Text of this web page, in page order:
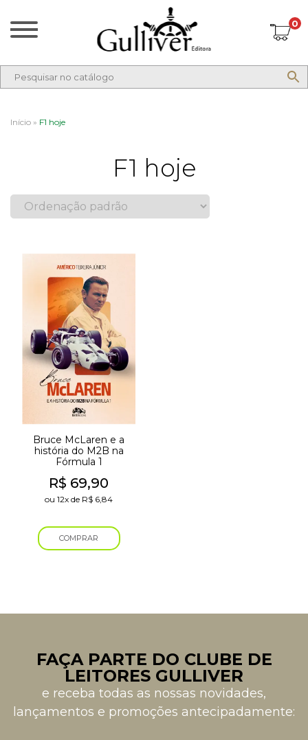
0
Início » F1 hoje
F1 hoje
Bruce McLaren e a
história do M2B na
Fórmula 1
R$ 69,90
ou 12x de R$ 6,84
COMPRAR
FAÇA PARTE DO CLUBE DE
LEITORES GULLIVER
e receba todas as nossas novidades,
lançamentos e promoções antecipadamente: